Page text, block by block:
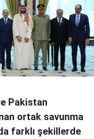
Pakistan
ortak savunma
farklı şekillerde